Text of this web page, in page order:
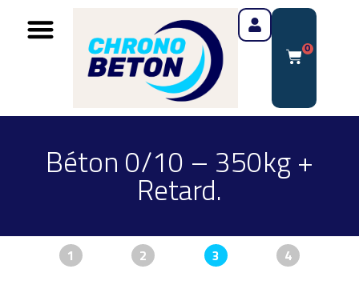
0
Béton 0/10 – 350kg +
Retard.
1 2 3 4